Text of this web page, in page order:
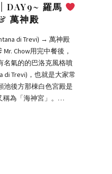
DAY9~ 羅馬
萬神殿
di Trevi) → 萬神殿
Chow用完中餐後，
名氣的的巴洛克風格噴
di Trevi)，也就是大家常
池後方那棟白色宮殿是
稱為「海神宮」。…